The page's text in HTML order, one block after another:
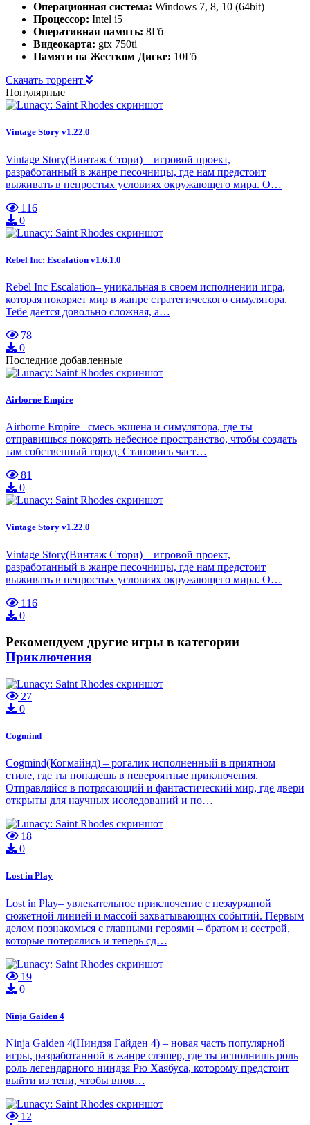
Операционная система: Windows 7, 8, 10 (64bit)
Процессор: Intel i5
Оперативная память: 8Гб
Видеокарта: gtx 750ti
Памяти на Жестком Диске: 10Гб
Скачать торрент
Популярные
Vintage Story v1.22.0
Vintage Story(Винтаж Стори) – игровой проект,
разработанный в жанре песочницы, где нам предстоит
выживать в непростых условиях окружающего мира. О…
116
0
Rebel Inc: Escalation v1.6.1.0
Rebel Inc Escalation– уникальная в своем исполнении игра,
которая покоряет мир в жанре стратегического симулятора.
Тебе даётся довольно сложная, а…
78
0
Последние добавленные
Airborne Empire
Airborne Empire– смесь экшена и симулятора, где ты
отправишься покорять небесное пространство, чтобы создать
там собственный город. Становись част…
81
0
Vintage Story v1.22.0
Vintage Story(Винтаж Стори) – игровой проект,
разработанный в жанре песочницы, где нам предстоит
выживать в непростых условиях окружающего мира. О…
116
0
Рекомендуем другие игры в категории
Приключения
27
0
Cogmind
Cogmind(Когмайнд) – рогалик исполненный в приятном
стиле, где ты попадешь в невероятные приключения.
Отправляйся в потрясающий и фантастический мир, где двери
открыты для научных исследований и по…
18
0
Lost in Play
Lost in Play– увлекательное приключение с незаурядной
сюжетной линией и массой захватывающих событий. Первым
делом познакомься с главными героями – братом и сестрой,
которые потерялись и теперь сд…
19
0
Ninja Gaiden 4
Ninja Gaiden 4(Ниндзя Гайден 4) – новая часть популярной
игры, разработанной в жанре слэшер, где ты исполнишь роль
роль легендарного ниндзя Рю Хаябуса, которому предстоит
выйти из тени, чтобы внов…
12